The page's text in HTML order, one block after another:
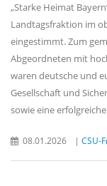
Starke Heimat
Landtagsfraktion im
eingestimmt. Zum
Abgeordneten mit
waren deutsche und
Gesellschaft und
sowie eine
08.01.2026 | CSU-